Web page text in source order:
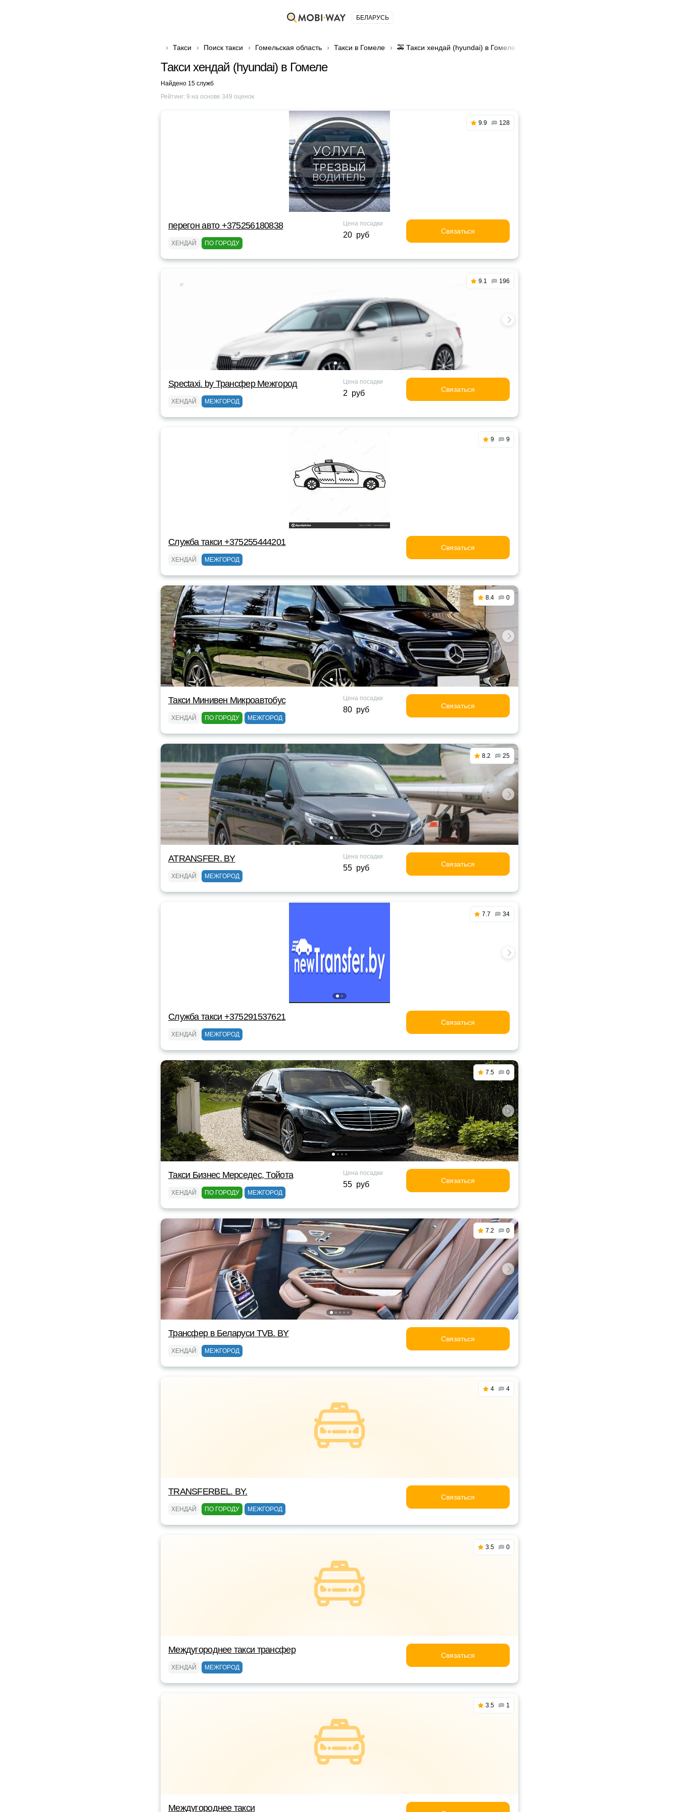
БЕЛАРУСЬ
Такси Поиск такси Гомельская область Такси в Гомеле 🚕 Такси хендай (hyundai) в Гомеле
Такси хендай (hyundai) в Гомеле
Найдено 15 служб
Рейтинг: 9 на основе 349 оценок
9.9 128
перегон авто +375256180838
ХЕНДАЙ ПО ГОРОДУ
Цена посадки
20 руб Связаться
9.1 196
Spectaxi. by Трансфер Межгород
ХЕНДАЙ МЕЖГОРОД
Цена посадки
2 руб Связаться
9 9
Служба такси +375255444201
ХЕНДАЙ МЕЖГОРОД
Связаться
8.4 0
Такси Минивен Микроавтобус
ХЕНДАЙ ПО ГОРОДУ МЕЖГОРОД
Цена посадки
80 руб Связаться
8.2 25
ATRANSFER. BY
ХЕНДАЙ МЕЖГОРОД
Цена посадки
55 руб Связаться
7.7 34
Служба такси +375291537621
ХЕНДАЙ МЕЖГОРОД
Связаться
7.5 0
Такси Бизнес Мерседес, Тойота
ХЕНДАЙ ПО ГОРОДУ МЕЖГОРОД
Цена посадки
55 руб Связаться
7.2 0
Трансфер в Беларуси TVB. BY
ХЕНДАЙ МЕЖГОРОД
Связаться
4 4
TRANSFERBEL. BY.
ХЕНДАЙ ПО ГОРОДУ МЕЖГОРОД
Связаться
3.5 0
Междугороднее такси трансфер
ХЕНДАЙ МЕЖГОРОД
Связаться
3.5 1
Междугороднее такси